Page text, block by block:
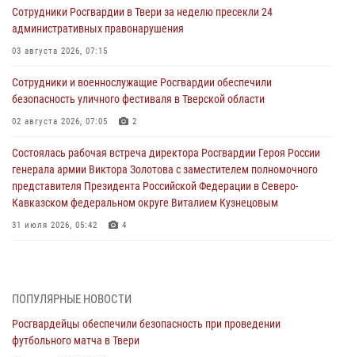
Сотрудники Росгвардии в Твери за неделю пресекли 24
административных правонарушения
03 августа 2026, 07:15
Сотрудники и военнослужащие Росгвардии обеспечили
безопасность уличного фестиваля в Тверской области
02 августа 2026, 07:05 2
Состоялась рабочая встреча директора Росгвардии Героя России
генерала армии Виктора Золотова с заместителем полномочного
представителя Президента Российской Федерации в Северо-
Кавказском федеральном округе Виталием Кузнецовым
31 июля 2026, 05:42 4
28 июля 2026, 11:30 2
Сотрудники вневедомственной охраны совершили 250 выездов и
пресекли 20 правонарушений за неделю в Тверской области
ПОПУЛЯРНЫЕ НОВОСТИ
Росгвардейцы обеспечили безопасность при проведении
футбольного матча в Твери